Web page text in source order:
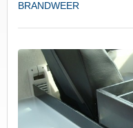
BRANDWEER